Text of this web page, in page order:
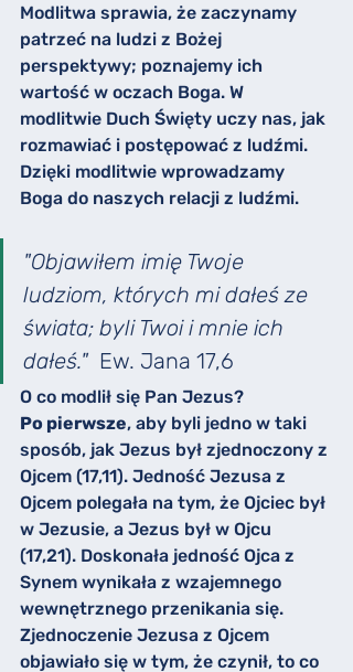
Modlitwa sprawia, że zaczynamy
patrzeć na ludzi z Bożej
perspektywy; poznajemy ich
wartość w oczach Boga. W
modlitwie Duch Święty uczy nas, jak
rozmawiać i postępować z ludźmi.
Dzięki modlitwie wprowadzamy
Boga do naszych relacji z ludźmi.
"Objawiłem imię Twoje
ludziom, których mi dałeś ze
świata; byli Twoi i mnie ich
dałeś."
  Ew. Jana 17,6
O co modlił się Pan Jezus?
Po pierwsze, aby byli jedno w taki
sposób, jak Jezus był zjednoczony z
Ojcem (17,11). Jedność Jezusa z
Ojcem polegała na tym, że Ojciec był
w Jezusie, a Jezus był w Ojcu
(17,21). Doskonała jedność Ojca z
Synem wynikała z wzajemnego
wewnętrznego przenikania się.
Zjednoczenie Jezusa z Ojcem
objawiało się w tym, że czynił, to co